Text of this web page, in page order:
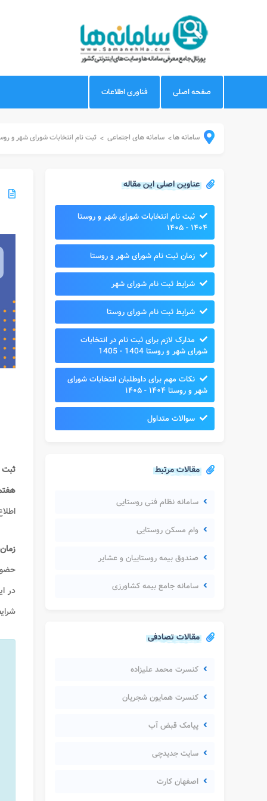
صفحه اصلی فناوری اطلاعات
سامانه ها> سامانه های اجتماعی > ثبت نام انتخابات شورای شهر و
عناوین اصلی این مقاله
ثبت نام انتخابات شورای شهر و روستا
۱۴۰۴ - ۱۴۰۵
زمان ثبت نام شورای شهر و روستا
شرایط ثبت نام شورای شهر
شرایط ثبت نام شورای روستا
مدارک لازم برای ثبت نام در انتخابات
شورای شهر و روستا 1404 - 1405
نکات مهم برای داوطلبان انتخابات شورای
شهر و روستا ۱۴۰۴ - ۱۴۰۵
سوالات متداول
مقالات مرتبط
سامانه نظام فنی روستایی
وام مسکن روستایی
صندوق بیمه روستاییان و عشایر
سامانه جامع بیمه کشاورزی
مقالات تصادفی
کنسرت محمد علیزاده
کنسرت همایون شجریان
پیامک قبض آب
سایت جدیدچی
اصفهان کارت
ثبت
در